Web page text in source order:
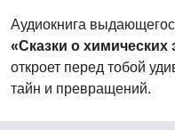
Аудиокнига
«Сказки о химических
откроет перед тобой
тайн и превращений.